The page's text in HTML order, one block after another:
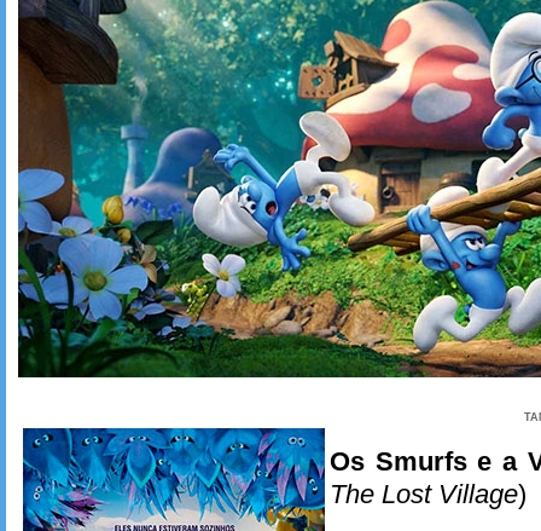
Os Smurfs e a
The Lost Village)